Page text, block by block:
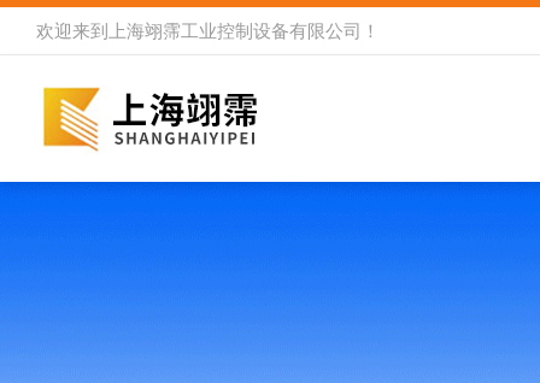
欢迎来到 上海翊霈工业控制设备有限公司 ！